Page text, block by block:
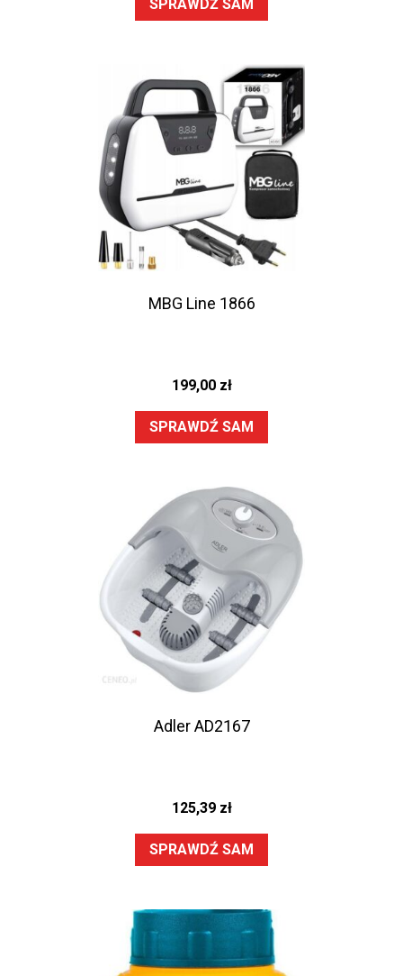
SPRAWDŹ SAM
MBG Line 1866
199,00 zł
SPRAWDŹ SAM
Adler AD2167
125,39 zł
SPRAWDŹ SAM